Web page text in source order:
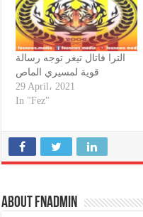
الترا فاتال تيغر توجه رسالة
قوية لمسيري الماص
29 April، 2021
In "Fez"
About fnadmin